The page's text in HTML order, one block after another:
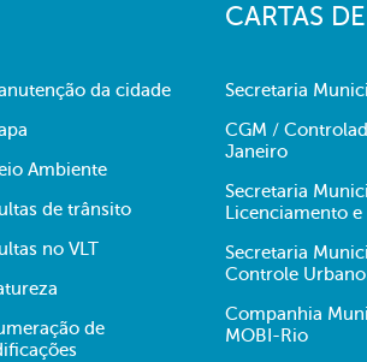
da cidade
Ambiente
de trânsito
no VLT
de
CARTAS
Secretaria
CGM /
Janeiro
Secretaria
Licenciamento
Secretaria
Controle Urbano
Companhia
MOBI-Rio